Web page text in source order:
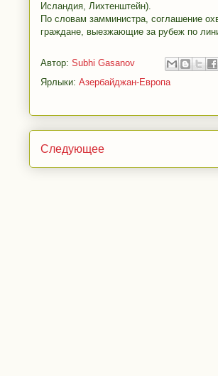
Исландия, Лихтенштейн).
По словам замминистра, соглашение
граждане, выезжающие за рубеж по
Автор: Subhi Gasanov
Ярлыки: Азербайджан-Европа
Следующее